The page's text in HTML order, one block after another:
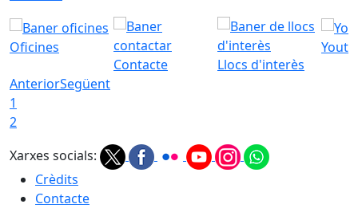
Oficines
Contacte
Llocs d'interès
AnteriorSegüent
1
2
Xarxes socials:
Crèdits
Contacte